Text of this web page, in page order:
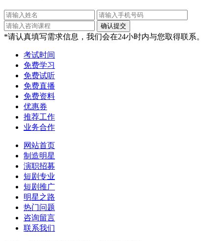
*请认真填写需求信息，我们会在24小时内与您取得联系。
考试时间
免费学习
免费试听
免费直播
免费资料
优惠券
推荐工作
业务合作
网站首页
制造明星
演职招募
短剧专业
短剧推广
明星之路
热门问题
咨询留言
联系我们